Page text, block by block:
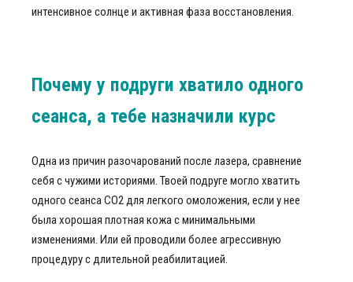
интенсивное солнце и активная фаза восстановления.
Почему у подруги хватило одного
сеанса, а тебе назначили курс
Одна из причин разочарований после лазера, сравнение
себя с чужими историями. Твоей подруге могло хватить
одного сеанса СО2 для легкого омоложения, если у нее
была хорошая плотная кожа с минимальными
изменениями. Или ей проводили более агрессивную
процедуру с длительной реабилитацией.